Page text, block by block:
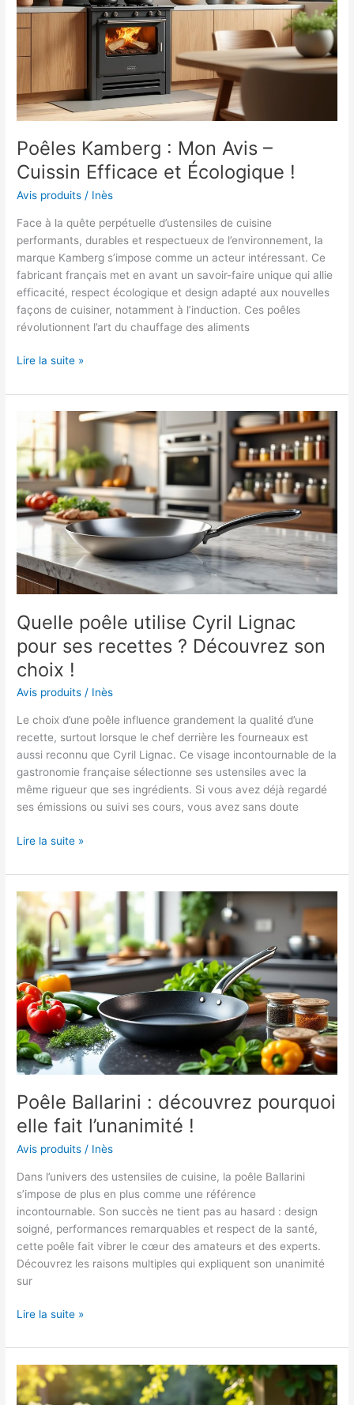
parfait
pour
au
!
Poêles Kamberg : Mon Avis –
Cuissin Efficace et Écologique !
Avis produits / Inès
Face à la quête perpétuelle d’ustensiles de cuisine
performants, durables et respectueux de l’environnement, la
marque Kamberg s’impose comme un acteur intéressant. Ce
fabricant français met en avant un savoir-faire unique qui allie
efficacité, respect écologique et design adapté aux nouvelles
façons de cuisiner, notamment à l’induction. Ces poêles
révolutionnent l’art du chauffage des aliments
Poêles
:
Avis
–
Cuissin
Efficace
et
Écologique
Lire la suite »
Quelle poêle utilise Cyril Lignac
pour ses recettes ? Découvrez son
choix !
Avis produits / Inès
Le choix d’une poêle influence grandement la qualité d’une
recette, surtout lorsque le chef derrière les fourneaux est
aussi reconnu que Cyril Lignac. Ce visage incontournable de la
gastronomie française sélectionne ses ustensiles avec la
même rigueur que ses ingrédients. Si vous avez déjà regardé
ses émissions ou suivi ses cours, vous avez sans doute
Quelle
utilise
Cyril
Lignac
pour
ses
recettes
?
Découvrez
son
choix
!
Lire la suite »
Poêle Ballarini : découvrez pourquoi
elle fait l’unanimité !
Avis produits / Inès
Dans l’univers des ustensiles de cuisine, la poêle Ballarini
s’impose de plus en plus comme une référence
incontournable. Son succès ne tient pas au hasard : design
soigné, performances remarquables et respect de la santé,
cette poêle fait vibrer le cœur des amateurs et des experts.
Découvrez les raisons multiples qui expliquent son unanimité
sur
Poêle
:
découvrez
pourquoi
elle
Lire la suite »